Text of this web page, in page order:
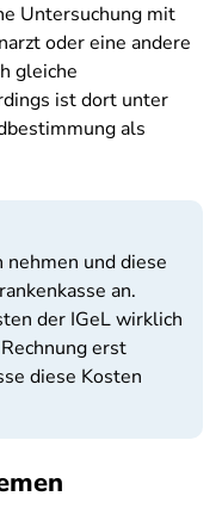
Untersuchung mit
oder eine andere
gleiche
ist dort unter
als
nehmen und diese
an.
der IGeL wirklich
erst
diese Kosten